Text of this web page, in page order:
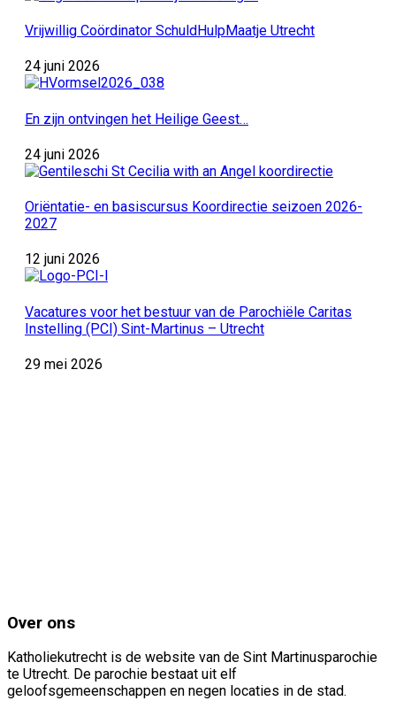
Vrijwillig Coördinator SchuldHulpMaatje Utrecht
24 juni 2026
En zijn ontvingen het Heilige Geest…
24 juni 2026
Oriëntatie- en basiscursus Koordirectie seizoen 2026-
2027
12 juni 2026
Vacatures voor het bestuur van de Parochiële Caritas
Instelling (PCI) Sint-Martinus – Utrecht
29 mei 2026
Over ons
Katholiekutrecht is de website van de Sint Martinusparochie
te Utrecht. De parochie bestaat uit elf
geloofsgemeenschappen en negen locaties in de stad.